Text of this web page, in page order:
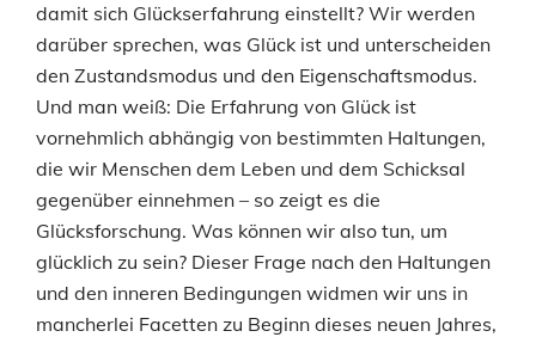
damit sich Glückserfahrung einstellt? Wir werden
darüber sprechen, was Glück ist und unterscheiden
den Zustandsmodus und den Eigenschaftsmodus.
Und man weiß: Die Erfahrung von Glück ist
vornehmlich abhängig von bestimmten Haltungen,
die wir Menschen dem Leben und dem Schicksal
gegenüber einnehmen – so zeigt es die
Glücksforschung. Was können wir also tun, um
glücklich zu sein? Dieser Frage nach den Haltungen
und den inneren Bedingungen widmen wir uns in
mancherlei Facetten zu Beginn dieses neuen Jahres,